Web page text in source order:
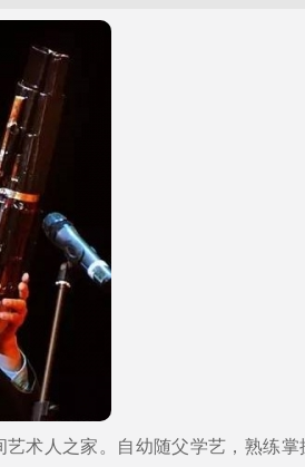
术人之家。自幼随父学艺，熟练掌